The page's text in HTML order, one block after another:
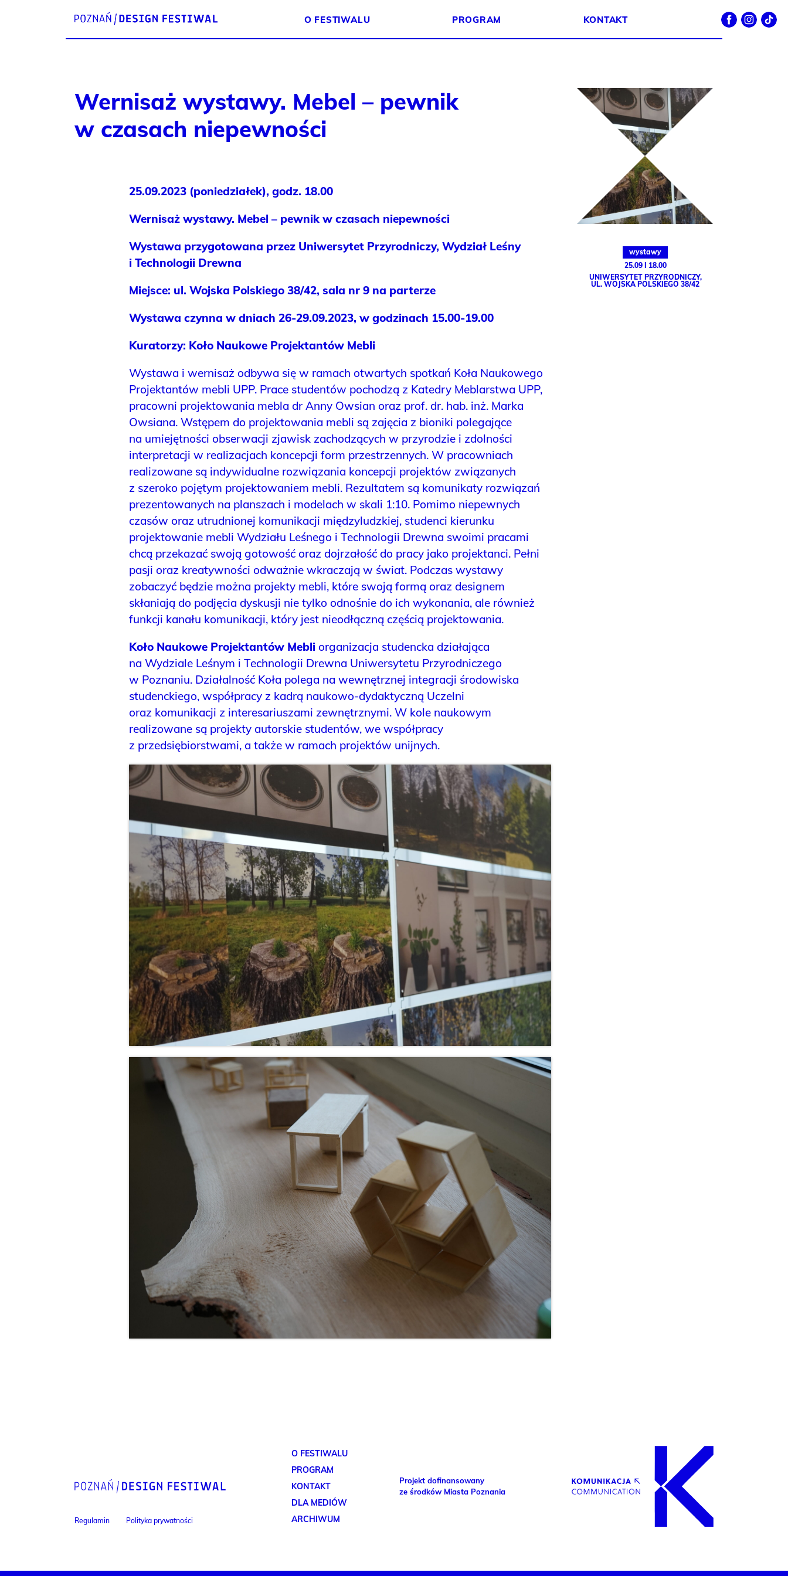
O FESTIWALU PROGRAM KONTAKT FacebookInstagramTikTok
Wernisaż wystawy. Mebel – pewnik
w czasach niepewności
wystawy
25.09 I 18.00
UNIWERSYTET PRZYRODNICZY,
UL. WOJSKA POLSKIEGO 38/42
25.09.2023 (poniedziałek), godz. 18.00
Wernisaż wystawy. Mebel – pewnik w czasach niepewności
Wystawa przygotowana przez Uniwersytet Przyrodniczy, Wydział Leśny
i Technologii Drewna
Miejsce: ul. Wojska Polskiego 38/42, sala nr 9 na parterze
Wystawa czynna w dniach 26-29.09.2023, w godzinach 15.00-19.00
Kuratorzy: Koło Naukowe Projektantów Mebli
Wystawa i wernisaż odbywa się w ramach otwartych spotkań Koła Naukowego
Projektantów mebli UPP. Prace studentów pochodzą z Katedry Meblarstwa UPP,
pracowni projektowania mebla dr Anny Owsian oraz prof. dr. hab. inż. Marka
Owsiana. Wstępem do projektowania mebli są zajęcia z bioniki polegające
na umiejętności obserwacji zjawisk zachodzących w przyrodzie i zdolności
interpretacji w realizacjach koncepcji form przestrzennych. W pracowniach
realizowane są indywidualne rozwiązania koncepcji projektów związanych
z szeroko pojętym projektowaniem mebli. Rezultatem są komunikaty rozwiązań
prezentowanych na planszach i modelach w skali 1:10. Pomimo niepewnych
czasów oraz utrudnionej komunikacji międzyludzkiej, studenci kierunku
projektowanie mebli Wydziału Leśnego i Technologii Drewna swoimi pracami
chcą przekazać swoją gotowość oraz dojrzałość do pracy jako projektanci. Pełni
pasji oraz kreatywności odważnie wkraczają w świat. Podczas wystawy
zobaczyć będzie można projekty mebli, które swoją formą oraz designem
skłaniają do podjęcia dyskusji nie tylko odnośnie do ich wykonania, ale również
funkcji kanału komunikacji, który jest nieodłączną częścią projektowania.
Koło Naukowe Projektantów Mebliorganizacja studencka działająca
na Wydziale Leśnym i Technologii Drewna Uniwersytetu Przyrodniczego
w Poznaniu. Działalność Koła polega na wewnętrznej integracji środowiska
studenckiego, współpracy z kadrą naukowo-dydaktyczną Uczelni
oraz komunikacji z interesariuszami zewnętrznymi. W kole naukowym
realizowane są projekty autorskie studentów, we współpracy
z przedsiębiorstwami, a także w ramach projektów unijnych.
O FESTIWALU
PROGRAM
KONTAKT
DLA MEDIÓW
ARCHIWUM
Projekt dofinansowany
ze środków Miasta Poznania
Regulamin Polityka prywatności